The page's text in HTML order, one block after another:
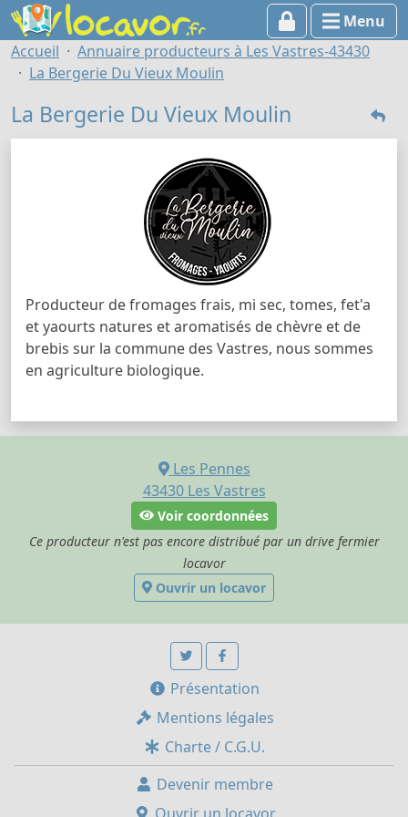
Menu
Accueil
Annuaire producteurs à Les Vastres-43430
La Bergerie Du Vieux Moulin
La Bergerie Du Vieux Moulin
Producteur de fromages frais, mi sec, tomes, fet'a
et yaourts natures et aromatisés de chèvre et de
brebis sur la commune des Vastres, nous sommes
en agriculture biologique.
Les Pennes
43430 Les Vastres
Voir coordonnées
Ce producteur n'est pas encore distribué par un drive fermier
locavor
Ouvrir un locavor
Présentation
Mentions légales
Charte / C.G.U.
Devenir membre
Ouvrir un locavor